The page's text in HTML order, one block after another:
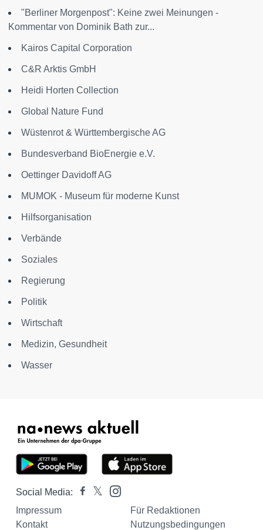
"Berliner Morgenpost": Keine zwei Meinungen -
Kommentar von Dominik Bath zur...
Kairos Capital Corporation
C&R Arktis GmbH
Heidi Horten Collection
Global Nature Fund
Wüstenrot & Württembergische AG
Bundesverband BioEnergie e.V.
Oettinger Davidoff AG
MUMOK - Museum für moderne Kunst
Hilfsorganisation
Verbände
Soziales
Regierung
Politik
Wirtschaft
Medizin, Gesundheit
Wasser
Social Media:
Impressum
Für Redaktionen
Kontakt
Nutzungsbedingungen